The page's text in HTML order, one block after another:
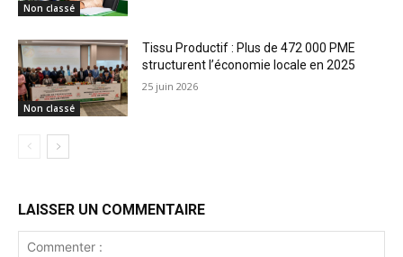
Non classé
Non classé
Tissu Productif : Plus de 472 000 PME
structurent l’économie locale en 2025
25 juin 2026
LAISSER UN COMMENTAIRE